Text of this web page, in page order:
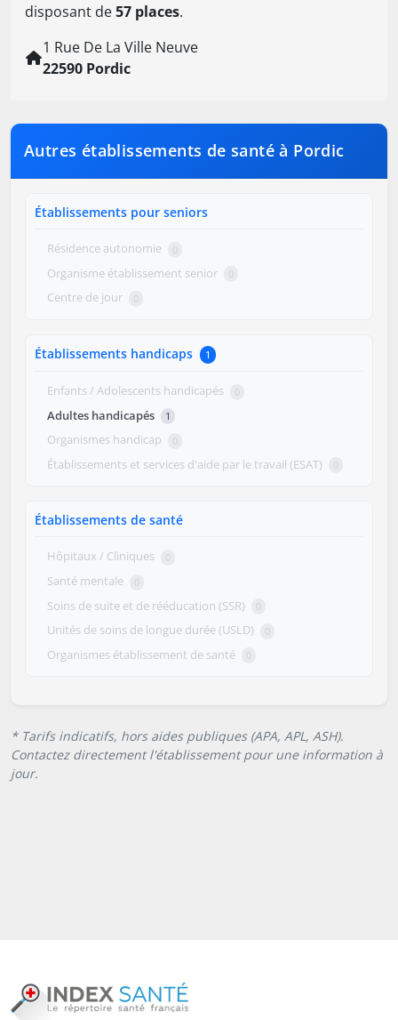
disposant de57 places.
1 Rue De La Ville Neuve
22590 Pordic
Autres établissements de santé à Pordic
Établissements pour seniors
Résidence autonomie 0
Organisme établissement senior 0
Centre de jour 0
Établissements handicaps 1
Enfants / Adolescents handicapés 0
Adultes handicapés 1
Organismes handicap 0
Établissements et services d'aide par le travail (ESAT) 0
Établissements de santé
Hôpitaux / Cliniques 0
Santé mentale 0
Soins de suite et de rééducation (SSR) 0
Unités de soins de longue durée (USLD) 0
Organismes établissement de santé 0
* Tarifs indicatifs, hors aides publiques (APA, APL, ASH).
Contactez directement l'établissement pour une information à
jour.